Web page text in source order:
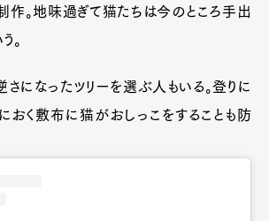
作。地味過ぎて猫たちは今のところ手出
。
さになったツリーを選ぶ人もいる。登りに
におく敷布に猫がおしっこをすることも防